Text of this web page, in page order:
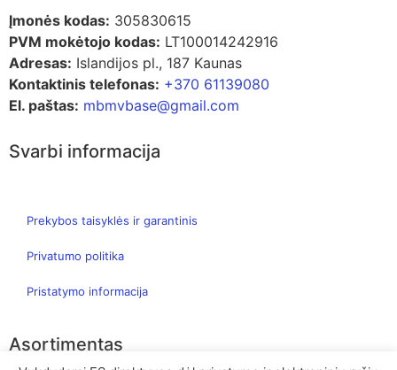
Įmonės kodas: 305830615
PVM mokėtojo kodas: LT100014242916
Adresas: Islandijos pl., 187 Kaunas
Kontaktinis telefonas: +370 61139080
El. paštas: mbmvbase@gmail.com
Svarbi informacija
Prekybos taisyklės ir garantinis
Privatumo politika
Pristatymo informacija
Asortimentas